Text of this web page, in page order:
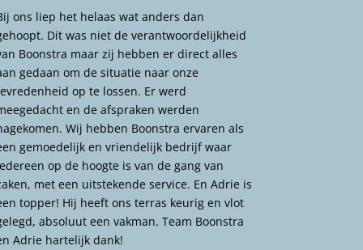
ons liep het helaas wat anders dan
Dit was niet de verantwoordelijkheid
Boonstra maar zij hebben er direct alles
gedaan om de situatie naar onze
op te lossen. Er werd
en de afspraken werden
Wij hebben Boonstra ervaren als
gemoedelijk en vriendelijk bedrijf waar
op de hoogte is van de gang van
met een uitstekende service. En Adrie is
topper! Hij heeft ons terras keurig en vlot
absoluut een vakman. Team Boonstra
Adrie hartelijk dank!